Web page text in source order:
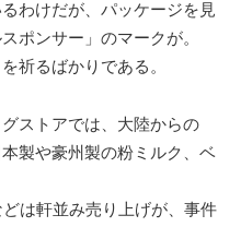
わけだが、パッケージを見
ポンサー」のマークが。
祈るばかりである。
ストアでは、大陸からの
本製や豪州製の粉ミルク、ベ
は軒並み売り上げが、事件